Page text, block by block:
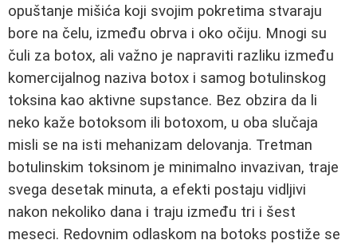
opuštanje mišića koji svojim pokretima stvaraju
bore na čelu, između obrva i oko očiju. Mnogi su
čuli za botox, ali važno je napraviti razliku između
komercijalnog naziva botox i samog botulinskog
toksina kao aktivne supstance. Bez obzira da li
neko kaže botoksom ili botoxom, u oba slučaja
misli se na isti mehanizam delovanja. Tretman
botulinskim toksinom je minimalno invazivan, traje
svega desetak minuta, a efekti postaju vidljivi
nakon nekoliko dana i traju između tri i šest
meseci. Redovnim odlaskom na botoks postiže se